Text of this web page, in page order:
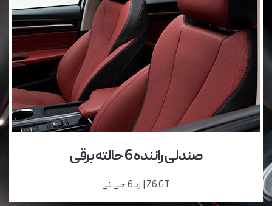
صندلی‌ راننده 6 حالته برقی
Z6 GT | زد 6 جی تی